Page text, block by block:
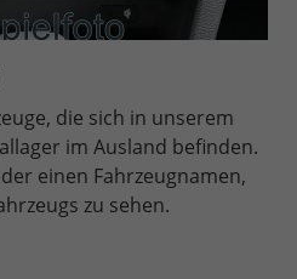
die sich in unserem
im Ausland befinden.
einen Fahrzeugnamen,
zu sehen.